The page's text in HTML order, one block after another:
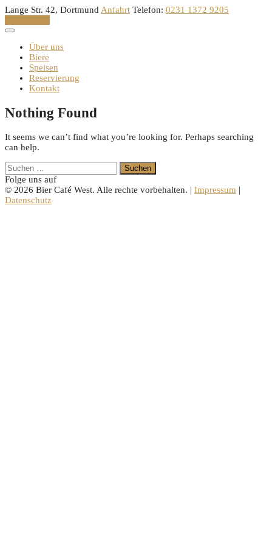
Skip
content
Lange Str. 42, Dortmund Anfahrt Telefon: 0231 1372 9205
Über uns
Biere
Speisen
Reservierung
Kontakt
Nothing Found
It seems we can’t find what you’re looking for. Perhaps searching
can help.
Suchen
nach:
Folge uns auf
© 2026 Bier Café West. Alle rechte vorbehalten. | Impressum |
Datenschutz